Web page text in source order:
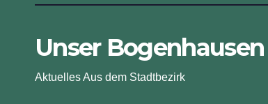
Unser Bogenhausen
Aktuelles Aus dem Stadtbezirk